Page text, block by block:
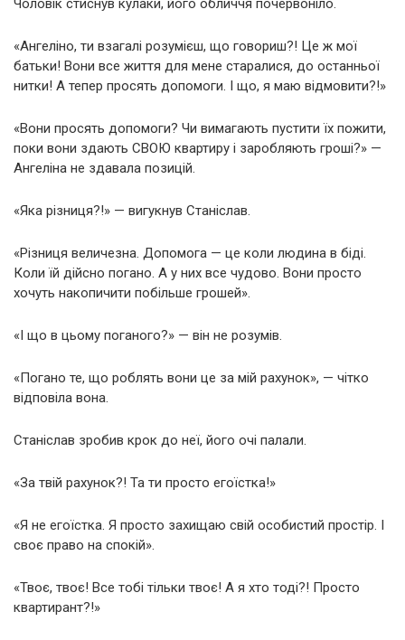
Чоловік стиснув кулаки, його обличчя почервоніло.
«Ангеліно, ти взагалі розумієш, що говориш?! Це ж мої
батьки! Вони все життя для мене старалися, до останньої
нитки! А тепер просять допомоги. І що, я маю відмовити?!»
«Вони просять допомоги? Чи вимагають пустити їх пожити,
поки вони здають СВОЮ квартиру і заробляють гроші?» —
Ангеліна не здавала позицій.
«Яка різниця?!» — вигукнув Станіслав.
«Різниця величезна. Допомога — це коли людина в біді.
Коли їй дійсно погано. А у них все чудово. Вони просто
хочуть накопичити побільше грошей».
«І що в цьому поганого?» — він не розумів.
«Погано те, що роблять вони це за мій рахунок», — чітко
відповіла вона.
Станіслав зробив крок до неї, його очі палали.
«За твій рахунок?! Та ти просто егоїстка!»
«Я не егоїстка. Я просто захищаю свій особистий простір. І
своє право на спокій».
«Твоє, твоє! Все тобі тільки твоє! А я хто тоді?! Просто
квартирант?!»